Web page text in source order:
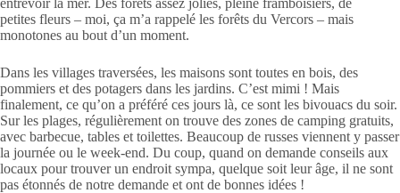
entrevoir la mer. Des forêts assez jolies, pleine framboisiers, de
petites fleurs – moi, ça m’a rappelé les forêts du Vercors – mais
monotones au bout d’un moment.
Dans les villages traversées, les maisons sont toutes en bois, des
pommiers et des potagers dans les jardins. C’est mimi ! Mais
finalement, ce qu’on a préféré ces jours là, ce sont les bivouacs du soir.
Sur les plages, régulièrement on trouve des zones de camping gratuits,
avec barbecue, tables et toilettes. Beaucoup de russes viennent y passer
la journée ou le week-end. Du coup, quand on demande conseils aux
locaux pour trouver un endroit sympa, quelque soit leur âge, il ne sont
pas étonnés de notre demande et ont de bonnes idées !